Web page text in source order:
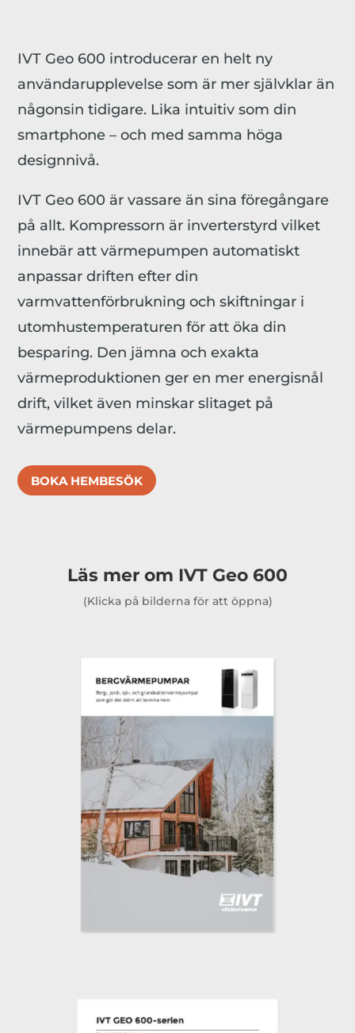
IVT Geo 600 introducerar en helt ny
användarupplevelse som är mer självklar än
någonsin tidigare. Lika intuitiv som din
smartphone – och med samma höga
designnivå.
IVT Geo 600 är vassare än sina föregångare
på allt. Kompressorn är inverterstyrd vilket
innebär att värmepumpen automatiskt
anpassar driften efter din
varmvattenförbrukning och skiftningar i
utomhustemperaturen för att öka din
besparing. Den jämna och exakta
värmeproduktionen ger en mer energisnål
drift, vilket även minskar slitaget på
värmepumpens delar.
BOKA HEMBESÖK
Läs mer om IVT Geo 600
(Klicka på bilderna för att öppna)